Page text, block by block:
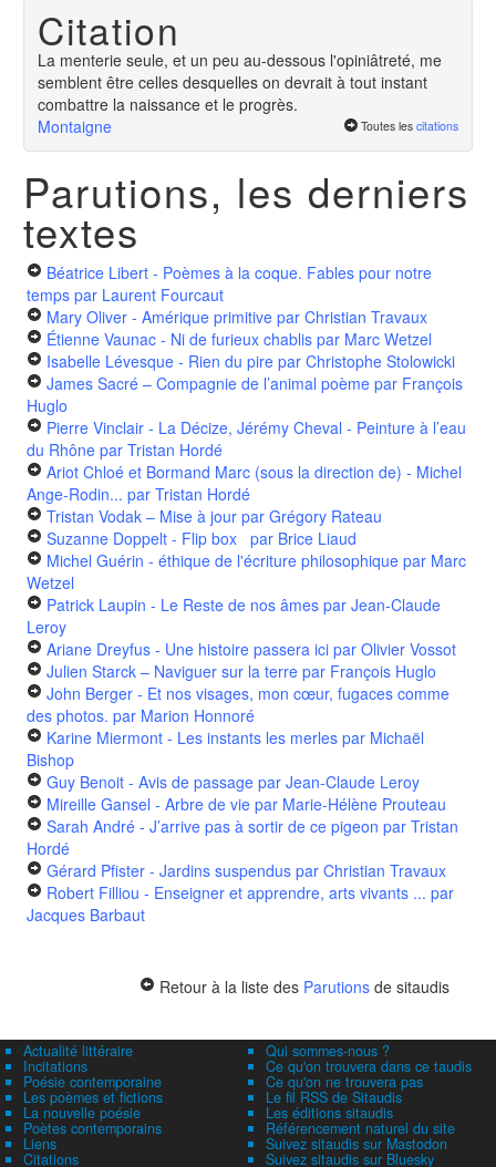
Citation
La menterie seule, et un peu au-dessous l'opiniâtreté, me
semblent être celles desquelles on devrait à tout instant
combattre la naissance et le progrès.
Montaigne
Toutes les citations
Parutions, les derniers
textes
Béatrice Libert - Poèmes à la coque. Fables pour notre
temps par Laurent Fourcaut
Mary Oliver - Amérique primitive par Christian Travaux
Étienne Vaunac - Ni de furieux chablis par Marc Wetzel
Isabelle Lévesque - Rien du pire par Christophe Stolowicki
James Sacré – Compagnie de l’animal poème par François
Huglo
Pierre Vinclair - La Décize, Jérémy Cheval - Peinture à l’eau
du Rhône par Tristan Hordé
Ariot Chloé et Bormand Marc (sous la direction de) - Michel
Ange-Rodin... par Tristan Hordé
Tristan Vodak – Mise à jour par Grégory Rateau
Suzanne Doppelt - Flip box par Brice Liaud
Michel Guérin - éthique de l'écriture philosophique par Marc
Wetzel
Patrick Laupin - Le Reste de nos âmes par Jean-Claude
Leroy
Ariane Dreyfus - Une histoire passera ici par Olivier Vossot
Julien Starck – Naviguer sur la terre par François Huglo
John Berger - Et nos visages, mon cœur, fugaces comme
des photos. par Marion Honnoré
Karine Miermont - Les instants les merles par Michaël
Bishop
Guy Benoit - Avis de passage par Jean-Claude Leroy
Mireille Gansel - Arbre de vie par Marie-Hélène Prouteau
Sarah André - J’arrive pas à sortir de ce pigeon par Tristan
Hordé
Gérard Pfister - Jardins suspendus par Christian Travaux
Robert Filliou - Enseigner et apprendre, arts vivants ... par
Jacques Barbaut
Retour à la liste des Parutions de sitaudis
Actualité littéraire
Incitations
Poésie contemporaine
Les poèmes et fictions
La nouvelle poésie
Poètes contemporains
Liens
Citations
Qui sommes-nous ?
Ce qu'on trouvera dans ce taudis
Ce qu'on ne trouvera pas
Le fil RSS de Sitaudis
Les éditions sitaudis
Référencement naturel du site
Suivez sitaudis sur Mastodon
Suivez sitaudis sur Bluesky